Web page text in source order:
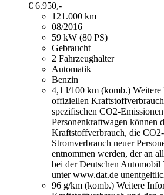
€ 6.950,-
121.000 km
08/2016
59 kW (80 PS)
Gebraucht
2 Fahrzeughalter
Automatik
Benzin
4,1 l/100 km (komb.) Weitere
offiziellen
spezifischen CO2-
Personenkraftwagen können
Kraftstoffverbrauch, die
Stromverbrauch neuer
entnommen werden, der an
bei der Deutschen Automobil
unter www.dat.de
96 g/km (komb.) Weitere